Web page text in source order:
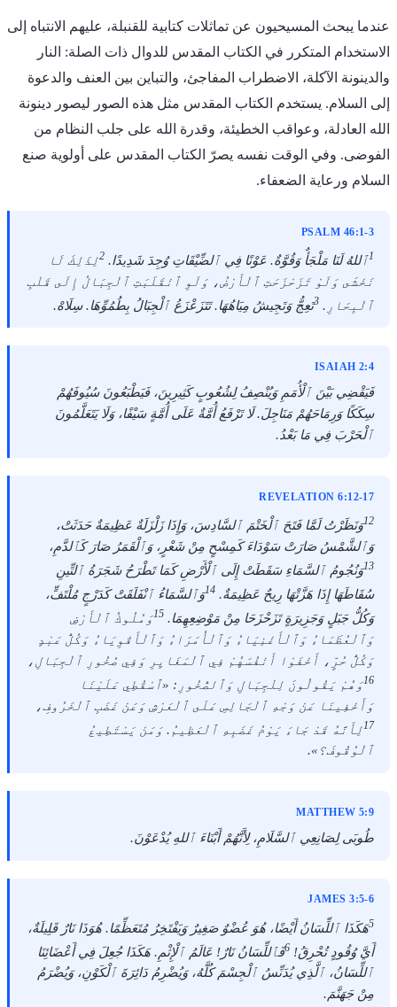
عندما يبحث المسيحيون عن تماثلات كتابية للقنبلة، عليهم الانتباه إلى
الاستخدام المتكرر في الكتاب المقدس للدوال ذات الصلة: النار
والدينونة الآكلة، الاضطراب المفاجئ، والتباين بين العنف والدعوة
إلى السلام. يستخدم الكتاب المقدس مثل هذه الصور ليصور دينونة
الله العادلة، وعواقب الخطيئة، وقدرة الله على جلب النظام من
الفوضى. وفي الوقت نفسه يصرّ الكتاب المقدس على أولوية صنع
السلام ورعاية الضعفاء.
PSALM 46:1-3
1ٱللهُ لَنَا مَلْجَأٌ وَقُوَّةٌ. عَوْنًا فِي ٱلضِّيْقَاتِ وُجِدَ شَدِيدًا. 2لِذَلِكَ لَا
نَخْشَى وَلَوْ تَزَحْزَحَتِ ٱلْأَرْضُ، وَلَوِ ٱنْقَلَبَتِ ٱلْجِبَالُ إِلَى قَلْبِ
ٱلْبِحَارِ. 3تَعِجُّ وَتَجِيشُ مِيَاهُهَا. تَتَزَعْزَعُ ٱلْجِبَالُ بِطُمُوِّهَا. سِلَاهْ.
ISAIAH 2:4
فَيَقْضِي بَيْنَ ٱلْأُمَمِ وَيُنْصِفُ لِشُعُوبٍ كَثِيرِينَ، فَيَطْبَعُونَ سُيُوفَهُمْ
سِكَكًا وَرِمَاحَهُمْ مَنَاجِلَ. لَا تَرْفَعُ أُمَّةٌ عَلَى أُمَّةٍ سَيْفًا، وَلَا يَتَعَلَّمُونَ
ٱلْحَرْبَ فِي مَا بَعْدُ.
REVELATION 6:12-17
12وَنَظَرْتُ لَمَّا فَتَحَ ٱلْخَتْمَ ٱلسَّادِسَ، وَإِذَا زَلْزَلَةٌ عَظِيمَةٌ حَدَثَتْ،
وَٱلشَّمْسُ صَارَتْ سَوْدَاءَ كَمِسْحٍ مِنْ شَعْرٍ، وَٱلْقَمَرُ صَارَ كَٱلدَّمِ،
13وَنُجُومُ ٱلسَّمَاءِ سَقَطَتْ إِلَى ٱلْأَرْضِ كَمَا تَطْرَحُ شَجَرَةُ ٱلتِّينِ
سُقَاطَهَا إِذَا هَزَّتْهَا رِيحٌ عَظِيمَةٌ. 14وَٱلسَّمَاءُ ٱنْفَلَقَتْ كَدَرْجٍ مُلْتَفٍّ،
وَكُلُّ جَبَلٍ وَجَزِيرَةٍ تَزَحْزَحَا مِنْ مَوْضِعِهِمَا. 15وَمُلُوكُ ٱلْأَرْضِ
وَٱلْعُظَمَاءُ وَٱلْأَغْنِيَاءُ وَٱلْأُمَرَاءُ وَٱلْأَقْوِيَاءُ وَكُلُّ عَبْدٍ
وَكُلُّ حُرٍّ، أَخْفَوْا أَنْفُسَهُمْ فِي ٱلْمَغَايِرِ وَفِي صُخُورِ ٱلْجِبَالِ،
16وَهُمْ يَقُولُونَ لِلْجِبَالِ وَٱلصُّخُورِ: «ٱسْقُطِي عَلَيْنَا
وَأَخْفِينَا عَنْ وَجْهِ ٱلْجَالِسِ عَلَى ٱلْعَرْشِ وَعَنْ غَضَبِ ٱلْخَرُوفِ،
17لِأَنَّهُ قَدْ جَاءَ يَوْمُ غَضَبِهِ ٱلْعَظِيمُ. وَمَنْ يَسْتَطِيعُ
ٱلْوُقُوفَ؟».
MATTHEW 5:9
طُوبَى لِصَانِعِي ٱلسَّلَامِ، لِأَنَّهُمْ أَبْنَاءَ ٱللهِ يُدْعَوْنَ.
JAMES 3:5-6
5هَكَذَا ٱللِّسَانُ أَيْضًا، هُوَ عُضْوٌ صَغِيرٌ وَيَفْتَخِرُ مُتَعَظِّمًا. هُوَذَا نَارٌ قَلِيلَةٌ،
أَيَّ وُقُودٍ تُحْرِقُ! 6فَٱللِّسَانُ نَارٌ! عَالَمُ ٱلْإِثْمِ. هَكَذَا جُعِلَ فِي أَعْضَائِنَا
ٱللِّسَانُ، ٱلَّذِي يُدَنِّسُ ٱلْجِسْمَ كُلَّهُ، وَيُضْرِمُ دَائِرَةَ ٱلْكَوْنِ، وَيُضْرَمُ
مِنْ جَهَنَّمَ.